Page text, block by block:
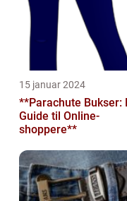
15 januar 2024
**Parachute Bukser:
Guide til Online-
shoppere**